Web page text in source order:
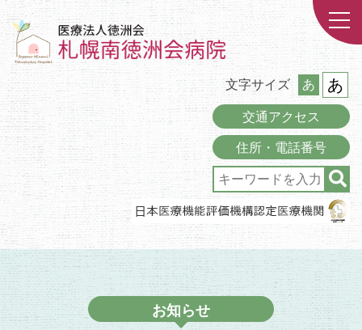
文字サイズ あ あ
交通アクセス
住所・電話番号
お知らせ